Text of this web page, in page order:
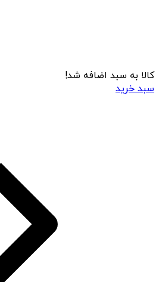
کالا به سبد اضافه شد!
سبد خرید